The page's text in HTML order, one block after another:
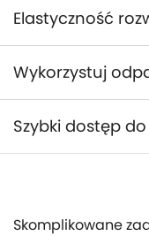
Elastyczność
Wykorzystuj
Szybki dostęp
Skomplikowane